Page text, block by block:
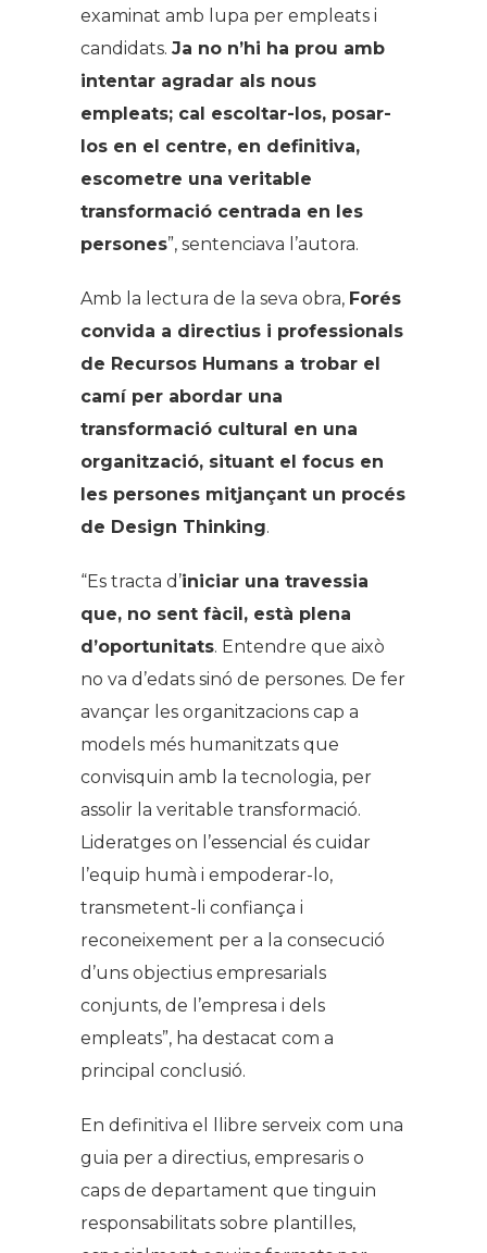
examinat amb lupa per empleats i
candidats. Ja no n’hi ha prou amb
intentar agradar als nous
empleats; cal escoltar-los, posar-
los en el centre, en definitiva,
escometre una veritable
transformació centrada en les
persones”, sentenciava l’autora.
Amb la lectura de la seva obra, Forés
convida a directius i professionals
de Recursos Humans a trobar el
camí per abordar una
transformació cultural en una
organització, situant el focus en
les persones mitjançant un procés
de Design Thinking.
“Es tracta d’iniciar una travessia
que, no sent fàcil, està plena
d’oportunitats. Entendre que això
no va d’edats sinó de persones. De fer
avançar les organitzacions cap a
models més humanitzats que
convisquin amb la tecnologia, per
assolir la veritable transformació.
Lideratges on l’essencial és cuidar
l’equip humà i empoderar-lo,
transmetent-li confiança i
reconeixement per a la consecució
d’uns objectius empresarials
conjunts, de l’empresa i dels
empleats”, ha destacat com a
principal conclusió.
En definitiva el llibre serveix com una
guia per a directius, empresaris o
caps de departament que tinguin
responsabilitats sobre plantilles,